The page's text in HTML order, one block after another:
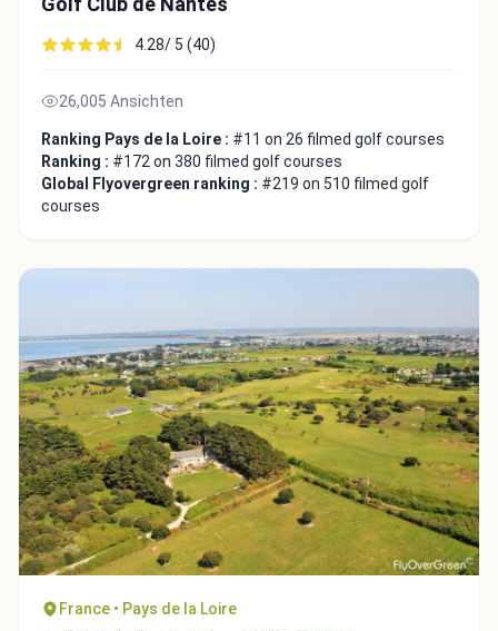
4.28/ 5 (40)
26,005 Ansichten
Ranking Pays de la Loire : #11 on 26 filmed golf courses
Ranking : #172 on 380 filmed golf courses
Global Flyovergreen ranking : #219 on 510 filmed golf
courses
France • Pays de la Loire